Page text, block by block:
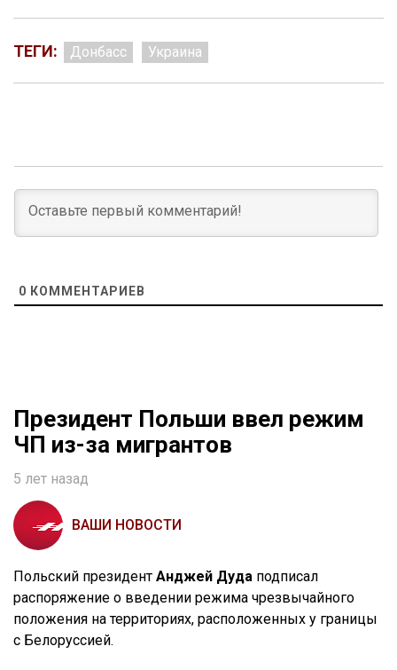
ТЕГИ: Донбасс Украина
0 КОММЕНТАРИЕВ
Президент Польши ввел режим
ЧП из-за мигрантов
5 лет назад
ВАШИ НОВОСТИ
Польский президент Анджей Дуда подписал
распоряжение о введении режима чрезвычайного
положения на территориях, расположенных у границы
с Белоруссией.